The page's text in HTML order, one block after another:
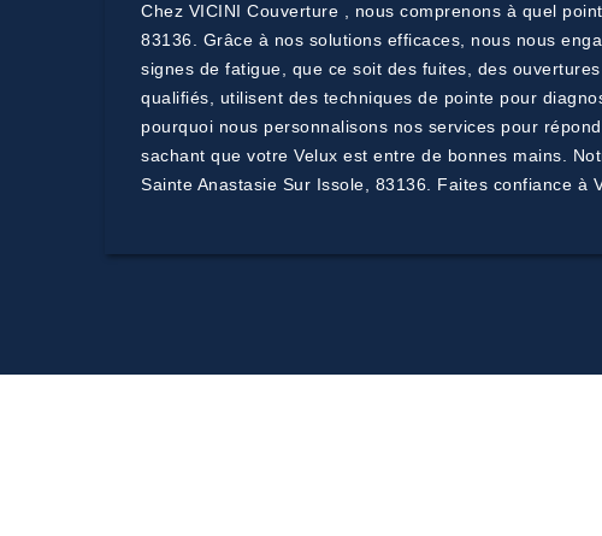
Chez VICINI Couverture , nous comprenons à quel
83136. Grâce à nos solutions efficaces, nous nous
signes de fatigue, que ce soit des fuites, des
qualifiés, utilisent des techniques de pointe pour
pourquoi nous personnalisons nos services pour
sachant que votre Velux est entre de bonnes mains.
Sainte Anastasie Sur Issole, 83136. Faites confiance à